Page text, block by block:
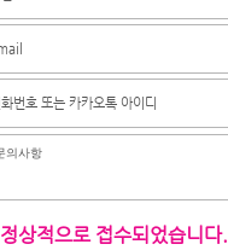
​정상적으로 접수되었습니다.